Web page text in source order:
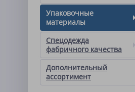
Упаковочные
материалы
Спецодежда
фабричного качества
Дополнительный
ассортимент